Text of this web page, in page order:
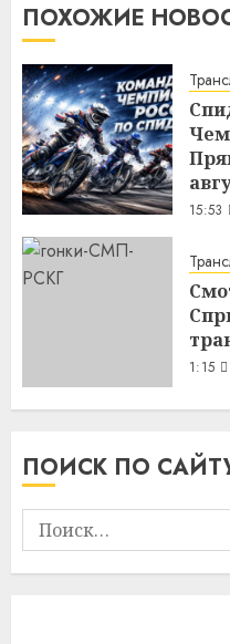
ПОХОЖИЕ
15:53
1:15
ПОИСК ПО
Найти: